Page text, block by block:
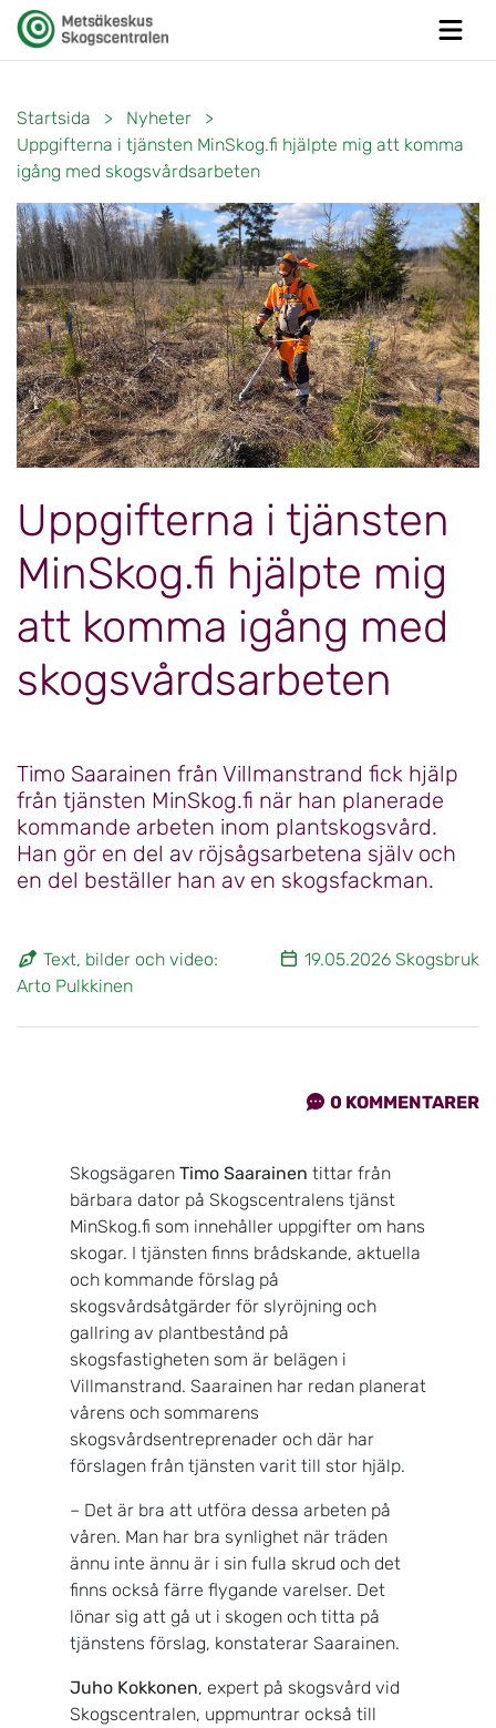
Startsida > Nyheter
>
Uppgifterna i tjänsten MinSkog.fi hjälpte mig att komma
igång med skogsvårdsarbeten
Uppgifterna i tjänsten
MinSkog.fi hjälpte mig
att komma igång med
skogsvårdsarbeten
Timo Saarainen från Villmanstrand fick hjälp
från tjänsten MinSkog.fi när han planerade
kommande arbeten inom plantskogsvård.
Han gör en del av röjsågsarbetena själv och
en del beställer han av en skogsfackman.
Text, bilder och video:
Arto Pulkkinen
19.05.2026 Skogsbruk
0 KOMMENTARER
Skogsägaren Timo Saarainen tittar från
bärbara dator på Skogscentralens tjänst
MinSkog.fi som innehåller uppgifter om hans
skogar. I tjänsten finns brådskande, aktuella
och kommande förslag på
skogsvårdsåtgärder för slyröjning och
gallring av plantbestånd på
skogsfastigheten som är belägen i
Villmanstrand. Saarainen har redan planerat
vårens och sommarens
skogsvårdsentreprenader och där har
förslagen från tjänsten varit till stor hjälp.
– Det är bra att utföra dessa arbeten på
våren. Man har bra synlighet när träden
ännu inte ännu är i sin fulla skrud och det
finns också färre flygande varelser. Det
lönar sig att gå ut i skogen och titta på
tjänstens förslag, konstaterar Saarainen.
Juho Kokkonen, expert på skogsvård vid
Skogscentralen, uppmuntrar också till